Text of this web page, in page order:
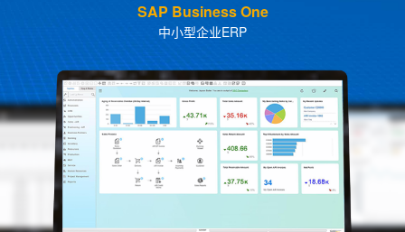
SAP Business One
中小型企业ERP